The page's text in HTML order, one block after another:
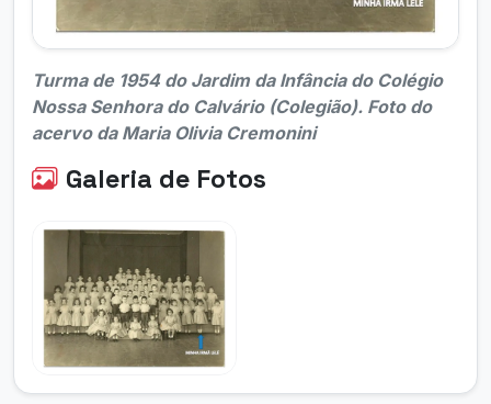
Turma de 1954 do Jardim da Infância do Colégio
Nossa Senhora do Calvário (Colegião). Foto do
acervo da Maria Olivia Cremonini
Galeria de Fotos